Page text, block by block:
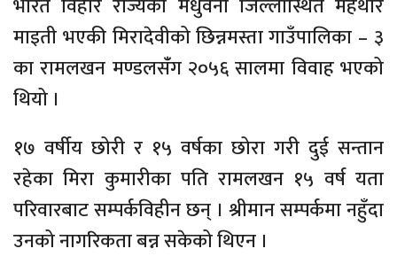
माइती भएकी मिरादेवीको छिन्नमस्ता गाउँपालिका – ३
का रामलखन मण्डलसंँग २०५६ सालमा विवाह भएको
थियो ।
१७ वर्षीय छोरी र १५ वर्षका छोरा गरी दुई सन्तान
रहेका मिरा कुमारीका पति रामलखन १५ वर्ष यता
परिवारबाट सम्पर्कविहीन छन् । श्रीमान सम्पर्कमा नहुँदा
उनको नागरिकता बन्न सकेको थिएन ।